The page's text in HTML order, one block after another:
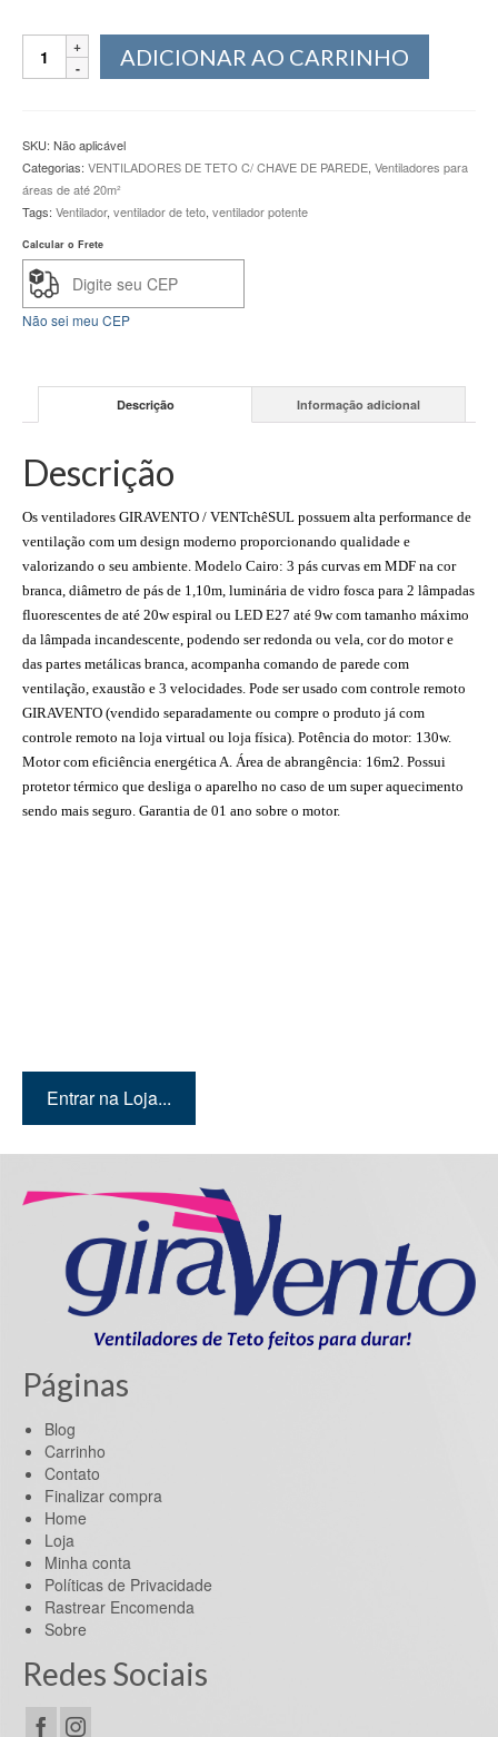
Ventilador
Branco
quantidade
ADICIONAR AO CARRINHO
SKU: Não aplicável
Categorias: VENTILADORES DE TETO C/ CHAVE DE PAREDE, Ventiladores para
áreas de até 20m²
Tags: Ventilador, ventilador de teto, ventilador potente
Calcular o Frete
Não sei meu CEP
Descrição Informação adicional
Descrição
Os ventiladores GIRAVENTO / VENTchêSUL possuem alta performance de
ventilação com um design moderno proporcionando qualidade e
valorizando o seu ambiente. Modelo Cairo: 3 pás curvas em MDF na cor
branca, diâmetro de pás de 1,10m, luminária de vidro fosca para 2 lâmpadas
fluorescentes de até 20w espiral ou LED E27 até 9w com tamanho máximo
da lâmpada incandescente, podendo ser redonda ou vela, cor do motor e
das partes metálicas branca, acompanha comando de parede com
ventilação, exaustão e 3 velocidades. Pode ser usado com controle remoto
GIRAVENTO (vendido separadamente ou compre o produto já com
controle remoto na loja virtual ou loja física). Potência do motor: 130w.
Motor com eficiência energética A. Área de abrangência: 16m2. Possui
protetor térmico que desliga o aparelho no caso de um super aquecimento
sendo mais seguro. Garantia de 01 ano sobre o motor.
Entrar na Loja...
Páginas
Blog
Carrinho
Contato
Finalizar compra
Home
Loja
Minha conta
Políticas de Privacidade
Rastrear Encomenda
Sobre
Redes Sociais